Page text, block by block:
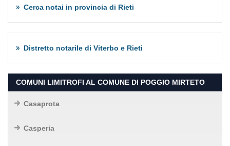
Cerca notai in provincia di Rieti
Distretto notarile di Viterbo e Rieti
COMUNI LIMITROFI AL COMUNE DI POGGIO MIRTETO
Casaprota
Casperia